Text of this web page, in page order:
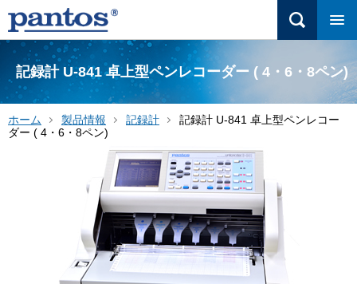
記録計 U-841 卓上型ペンレコーダー ( 4・6・8ペン)
ホーム 製品情報 記録計
記録計 U-841 卓上型ペンレコー
ダー ( 4・6・8ペン)